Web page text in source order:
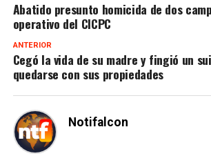
Abatido presunto homicida de dos
operativo del CICPC
ANTERIOR
Cegó la vida de su madre y fingió un
quedarse con sus propiedades
Notifalcon